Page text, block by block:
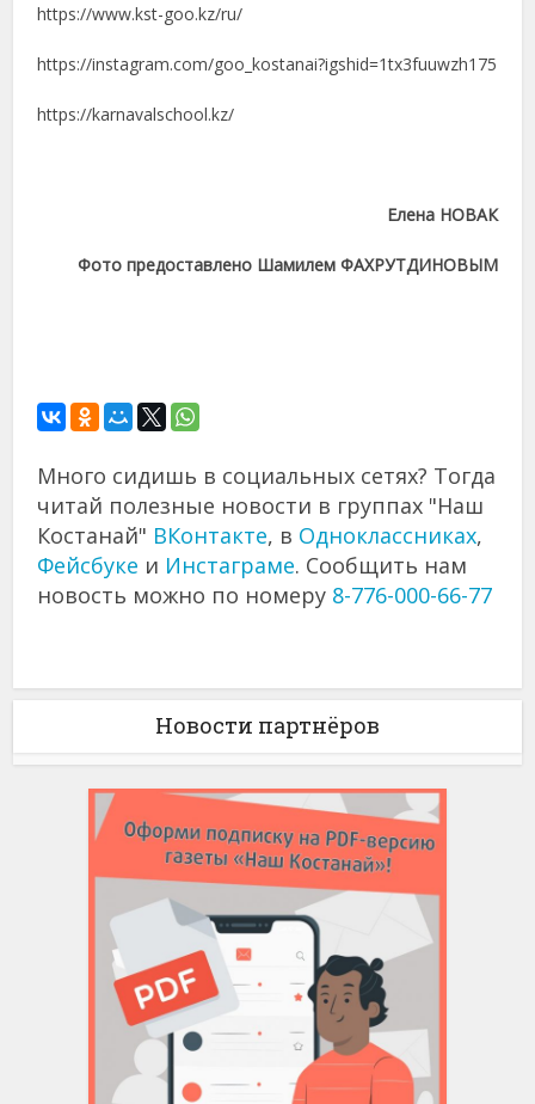
https://www.kst-goo.kz/ru/
https://instagram.com/goo_kostanai?igshid=1tx3fuuwzh175
https://karnavalschool.kz/
Елена НОВАК
Фото предоставлено Шамилем ФАХРУТДИНОВЫМ
Много сидишь в социальных сетях? Тогда
читай полезные новости в группах "Наш
Костанай" ВКонтакте, в Одноклассниках,
Фейсбуке и Инстаграме. Сообщить нам
новость можно по номеру 8-776-000-66-77
Новости партнёров